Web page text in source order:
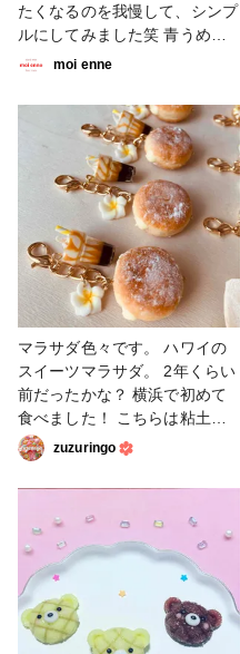
たくなるのを我慢して、シンプ
ルにしてみました笑 青うめ味
と青りんご味がすきなので作り
の区別がつかないので諦め‥🥹
一応めろんとして作りました
が、 青うめ味や青りんごが好
きな方にもおすすめです！笑笑
かなり暑い日がつづいています
が、 熱中症に気をつけて頑張
っていきましょう🥲 #レジン #
レジン作品 #フェイクスイーツ
#レトロ #キーボルダー #デザ
ート #スイーツ #かき氷 #夏 #
アイス #アニマル #animal #う
さぎ #ねこ
moi enne
マラサダ色々です。 ハワイの
スイーツマラサダ。 2年くらい
前だったかな？ 横浜で初めて
食べました！ こちらは粘土の
マラサダです。 #粘土 #マラ
サダ #フェイクスイーツ
zuzuringo